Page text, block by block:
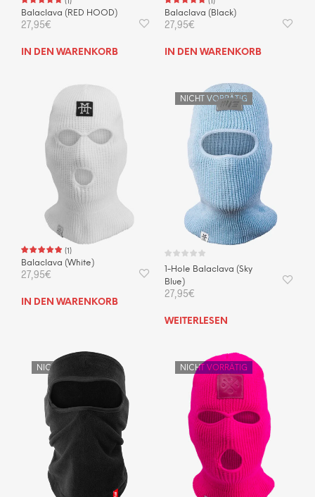
Balaclava (RED HOOD)
27,95€
IN DEN WARENKORB
Balaclava (Black)
27,95€
IN DEN WARENKORB
(1 )
Balaclava (White)
27,95€
IN DEN WARENKORB
NICHT VORRÄTIG
1-Hole Balaclava (Sky
Blue)
27,95€
WEITERLESEN
NICHT VORRÄTIG NICHT VORRÄTIG